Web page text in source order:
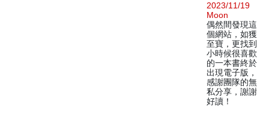
2023/11/19
Moon
偶然間發現這
個網站，如獲
至寶，更找到
小時候很喜歡
的一本書終於
出現電子版，
感謝團隊的無
私分享，謝謝
好讀！